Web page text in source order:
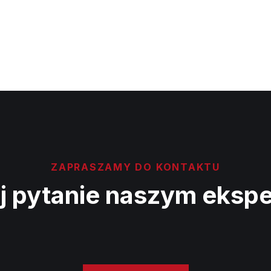
ZAPRASZAMY DO KONTAKTU
pytanie naszym